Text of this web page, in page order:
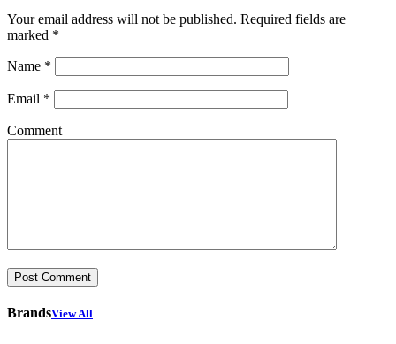
Your email address will not be published. Required fields are
marked *
Name *
Email *
Comment
BrandsView All